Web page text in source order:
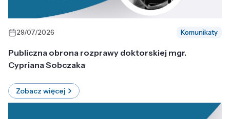
29/07/2026 Komunikaty
Publiczna obrona rozprawy doktorskiej mgr.
Cypriana Sobczaka
Zobacz więcej